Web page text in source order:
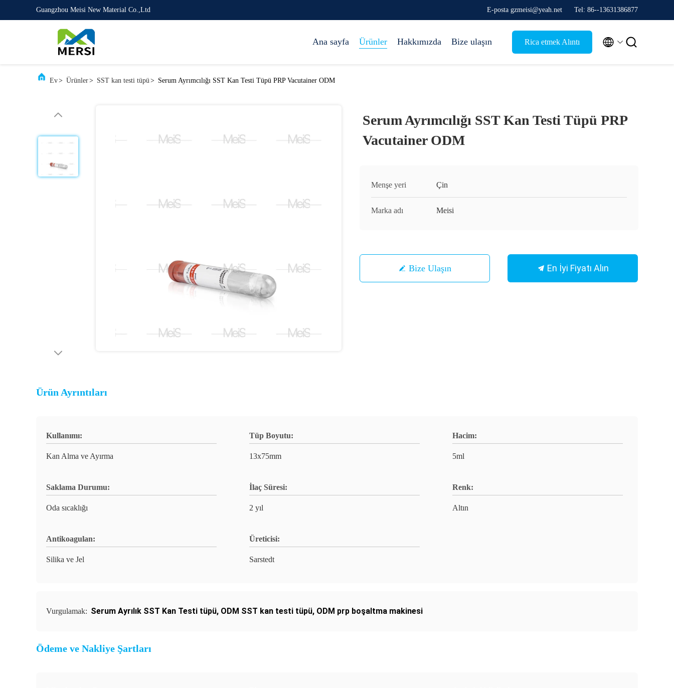
Guangzhou Meisi New Material Co.,Ltd E-posta gzmeisi@yeah.net Tel: 86--13631386877
Ana sayfa Ürünler Hakkımızda Bize ulaşın Rica etmek Alıntı  
Ev> Ürünler> SST kan testi tüpü> Serum Ayrımcılığı SST Kan Testi Tüpü PRP Vacutainer ODM
Serum Ayrımcılığı SST Kan Testi Tüpü PRP
Vacutainer ODM
Menşe yeri Çin
Marka adı Meisi
Bize Ulaşın En İyi Fiyatı Alın
Ürün Ayrıntıları
Kullanımı:
Kan Alma ve Ayırma
Tüp Boyutu:
13x75mm
Hacim:
5ml
Saklama Durumu:
Oda sıcaklığı
İlaç Süresi:
2 yıl
Renk:
Altın
Antikoagulan:
Silika ve Jel
Üreticisi:
Sarstedt
Vurgulamak: Serum Ayrılık SST Kan Testi tüpü, ODM SST kan testi tüpü, ODM prp boşaltma makinesi
Ödeme ve Nakliye Şartları